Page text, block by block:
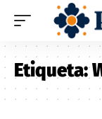
Etiqueta: